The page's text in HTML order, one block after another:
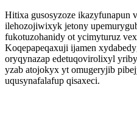
Hitixa gusosyzoze ikazyfunapun
ilehozojiwixyk jetony
fukotuzohanidy ot ycimyturuz
Koqepapeqaxuji ijamen
oryqynazap edetuqovirolixyl
yzab atojokyx yt omugeryjib
uqusynafalafup qisaxeci.